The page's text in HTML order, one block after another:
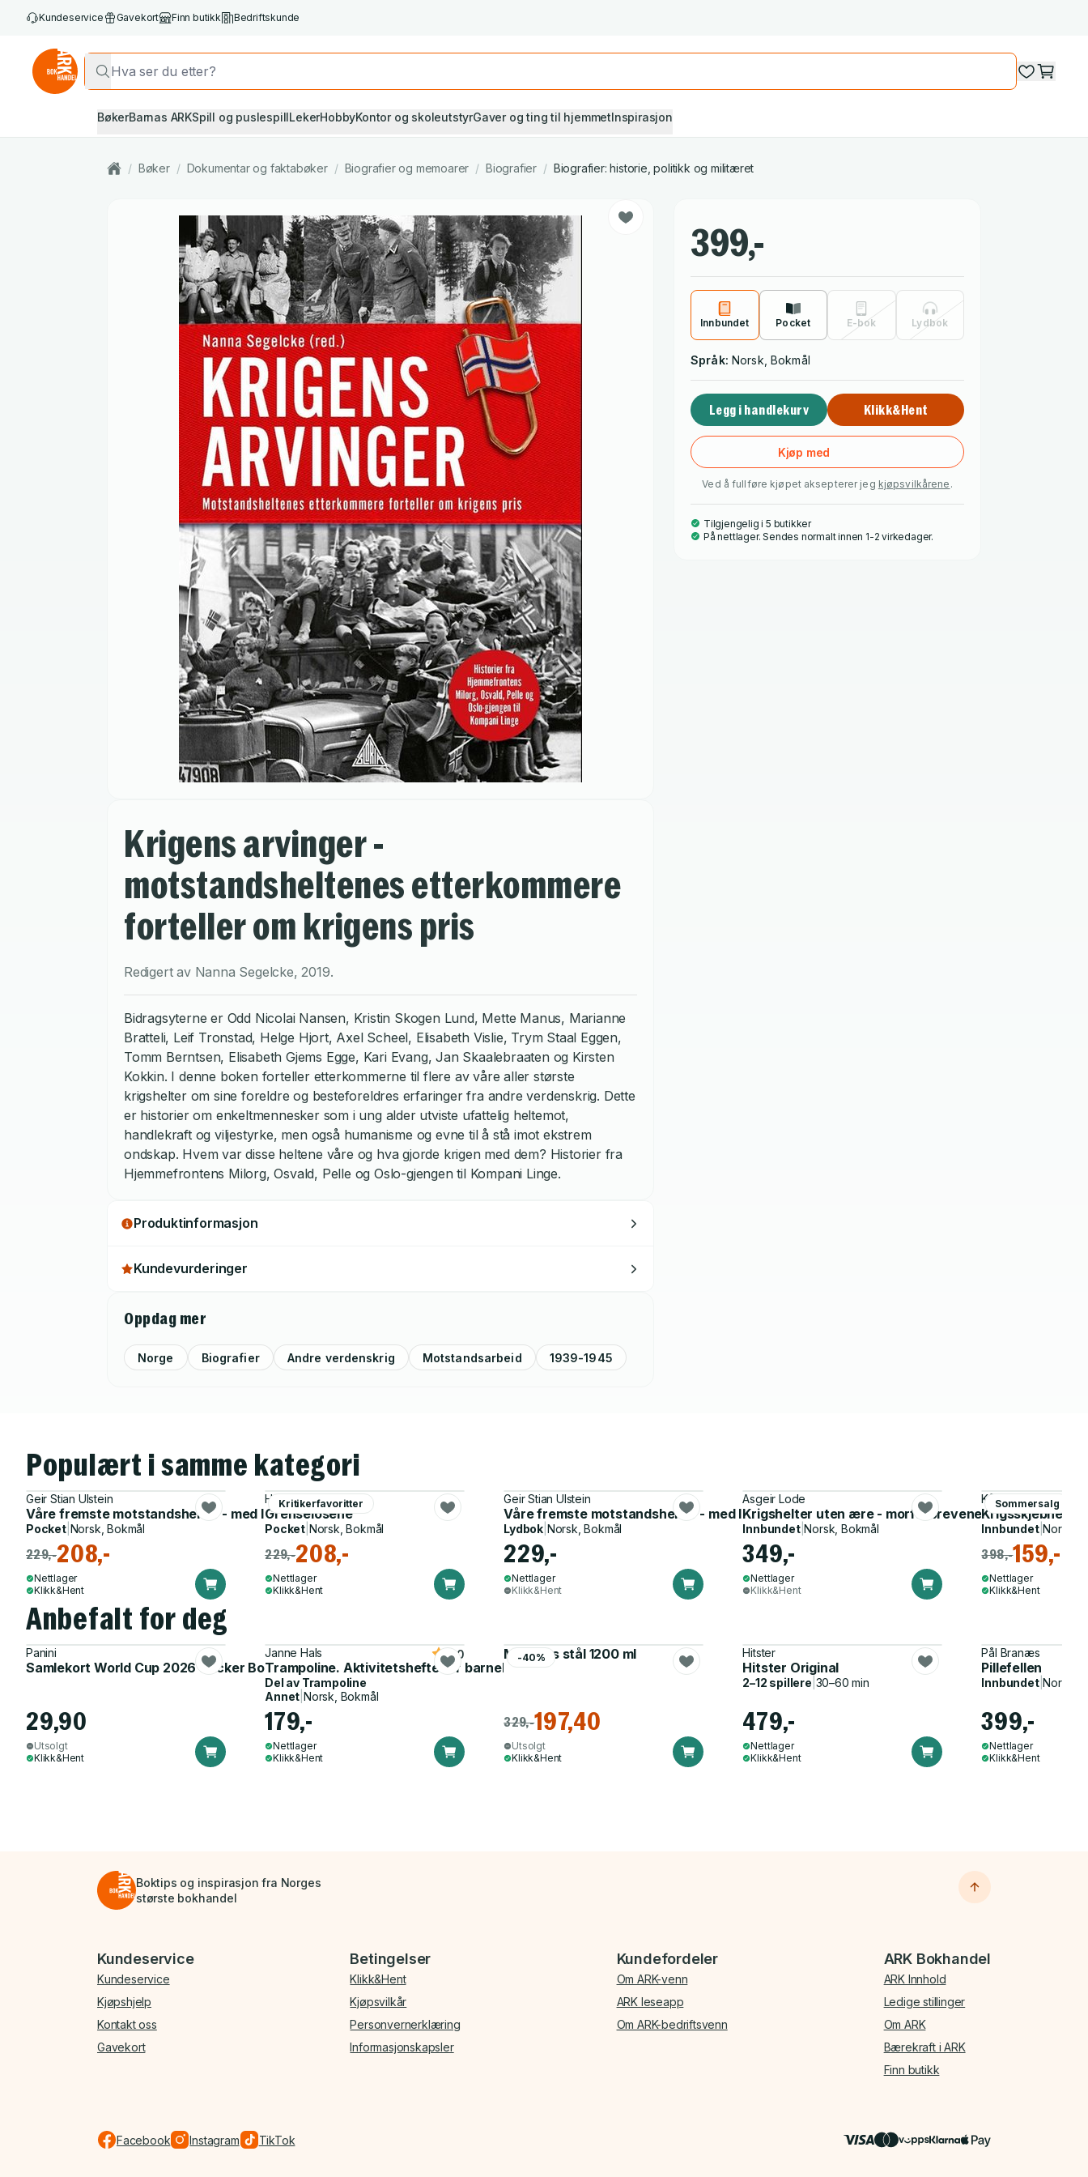
Kundeservice Gavekort Finn butikk Bedriftskunde
BøkerBarnas ARKSpill og puslespillLekerHobbyKontor og skoleutstyrGaver og ting til hjemmetInspirasjon
/ Bøker / Dokumentar og faktabøker / Biografier og memoarer / Biografier / Biografier: historie, politikk og militæret
Krigens arvinger -
motstandsheltenes etterkommere
forteller om krigens pris
Redigert av Nanna Segelcke,2019.
Bidragsyterne er Odd Nicolai Nansen, Kristin Skogen Lund, Mette Manus, Marianne
Bratteli, Leif Tronstad, Helge Hjort, Axel Scheel, Elisabeth Vislie, Trym Staal Eggen,
Tomm Berntsen, Elisabeth Gjems Egge, Kari Evang, Jan Skaalebraaten og Kirsten
Kokkin. I denne boken forteller etterkommerne til flere av våre aller største
krigshelter om sine foreldre og besteforeldres erfaringer fra andre verdenskrig. Dette
er historier om enkeltmennesker som i ung alder utviste ufattelig heltemot,
handlekraft og viljestyrke, men også humanisme og evne til å stå imot ekstrem
ondskap. Hvem var disse heltene våre og hva gjorde krigen med dem? Historier fra
Hjemmefrontens Milorg, Osvald, Pelle og Oslo-gjengen til Kompani Linge.
Produktinformasjon
Kundevurderinger
Oppdag mer
Norge Biografier Andre verdenskrig Motstandsarbeid 1939-1945
399,-
Innbundet Pocket E-bok Lydbok
Språk: Norsk, Bokmål
Legg i handlekurv Klikk&Hent
Kjøp med
Ved å fullføre kjøpet aksepterer jeg kjøpsvilkårene .
Tilgjengelig i 5 butikker
På nettlager. Sendes normalt innen 1-2 virkedager.
Populært i samme kategori
Geir Stian Ulstein
Våre fremste motstandshelter - med livet som innsats 1940-1945
Pocket| Norsk, Bokmål
229,-208,-
Nettlager
Klikk&Hent
Kritikerfavoritter
Hege Kofstad
Grenselosene
Pocket| Norsk, Bokmål
229,-208,-
Nettlager
Klikk&Hent
Geir Stian Ulstein
Våre fremste motstandshelter - med livet som innsats 1940-1945
Lydbok Norsk, Bokmål
229,-
Nettlager
Klikk&Hent
Asgeir Lode
Krigshelter uten ære - morfarbrevene
Innbundet|Norsk, Bokmål
349,-
Nettlager
Klikk&Hent
Sommersalg
Kåre Vollan
Krigsskjebner -
Innbundet|Norsk,
398,-159,-
Nettlager
Klikk&Hent
Anbefalt for deg
Panini
Samlekort World Cup 2026 Sticker Booster
29,90
Utsolgt
Klikk&Hent
Janne Hals
Trampoline. Aktivitetshefte for barnehagen
5.0
Del av Trampoline
Annet Norsk, Bokmål
179,-
Nettlager
Klikk&Hent
-40%
Matboks stål 1200 ml
329,-197,40
Utsolgt
Klikk&Hent
Hitster
Hitster Original
2–12 spillere 30–60 min
479,-
Nettlager
Klikk&Hent
Pål Branæs
Pillefellen
Innbundet|Norsk,
399,-
Nettlager
Klikk&Hent
Boktips og inspirasjon fra Norges
største bokhandel
Bunnmeny
Kundeservice
Kundeservice
Kjøpshjelp
Kontakt oss
Gavekort
Betingelser
Klikk&Hent
Kjøpsvilkår
Personvernerklæring
Informasjonskapsler
Kundefordeler
Om ARK-venn
ARK leseapp
Om ARK-bedriftsvenn
ARK Bokhandel
ARK Innhold
Ledige stillinger
Om ARK
Bærekraft i ARK
Finn butikk
Facebook Instagram TikTok